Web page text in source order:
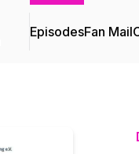
EpisodesFan Mail